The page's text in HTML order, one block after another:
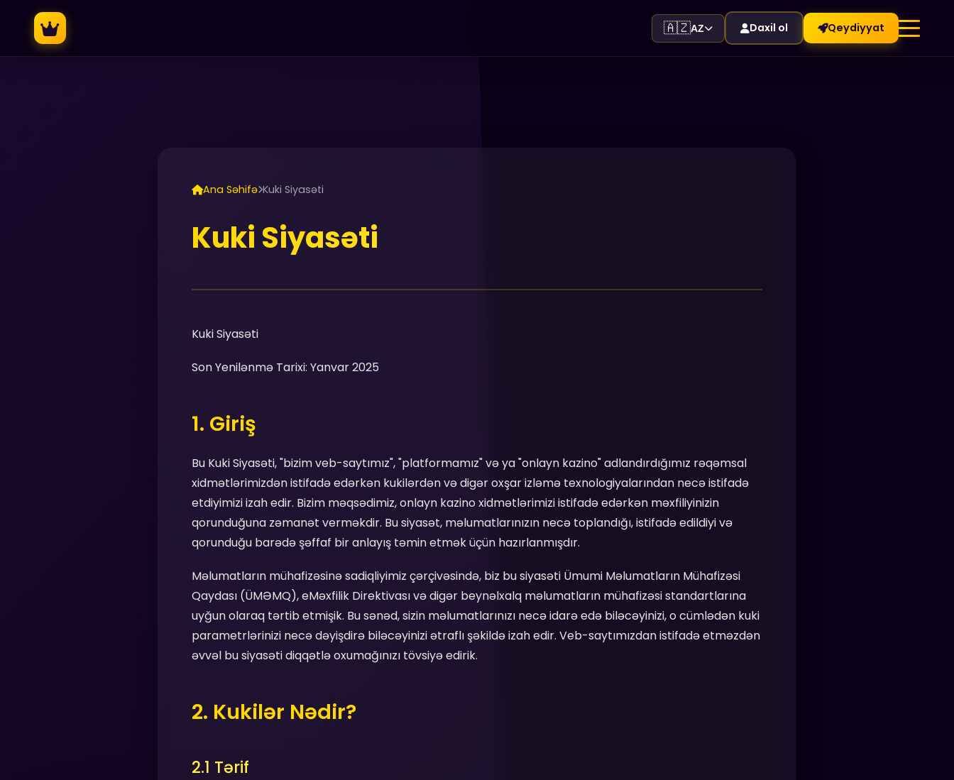
🇦🇿AZ Daxil ol Qeydiyyat
Ana Səhifə Kuki Siyasəti
Kuki Siyasəti
Kuki Siyasəti
Son Yenilənmə Tarixi: Yanvar 2025
1. Giriş
Bu Kuki Siyasəti, "bizim veb-saytımız", "platformamız" və ya "onlayn kazino" adlandırdığımız rəqəmsal
xidmətlərimizdən istifadə edərkən kukilərdən və digər oxşar izləmə texnologiyalarından necə istifadə
etdiyimizi izah edir. Bizim məqsədimiz, onlayn kazino xidmətlərimizi istifadə edərkən məxfiliyinizin
qorunduğuna zəmanət verməkdir. Bu siyasət, məlumatlarınızın necə toplandığı, istifadə edildiyi və
qorunduğu barədə şəffaf bir anlayış təmin etmək üçün hazırlanmışdır.
Məlumatların mühafizəsinə sadiqliyimiz çərçivəsində, biz bu siyasəti Ümumi Məlumatların Mühafizəsi
Qaydası (ÜMƏMQ), eMəxfilik Direktivası və digər beynəlxalq məlumatların mühafizəsi standartlarına
uyğun olaraq tərtib etmişik. Bu sənəd, sizin məlumatlarınızı necə idarə edə biləcəyinizi, o cümlədən kuki
parametrlərinizi necə dəyişdirə biləcəyinizi ətraflı şəkildə izah edir. Veb-saytımızdan istifadə etməzdən
əvvəl bu siyasəti diqqətlə oxumağınızı tövsiyə edirik.
2. Kukilər Nədir?
2.1 Tərif